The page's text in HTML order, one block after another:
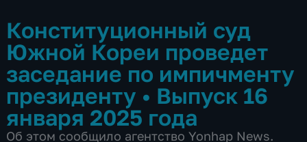
Конституционный суд
Южной Кореи проведет
заседание по импичменту
президенту • Выпуск 16
января 2025 года
Об этом сообщило агентство Yonhap News.